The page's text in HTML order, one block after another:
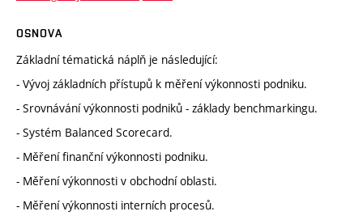
OSNOVA
Základní tématická náplň je následující:
- Vývoj základních přístupů k měření výkonnosti podniku.
- Srovnávání výkonnosti podniků - základy benchmarkingu.
- Systém Balanced Scorecard.
- Měření finanční výkonnosti podniku.
- Měření výkonnosti v obchodní oblasti.
- Měření výkonnosti interních procesů.